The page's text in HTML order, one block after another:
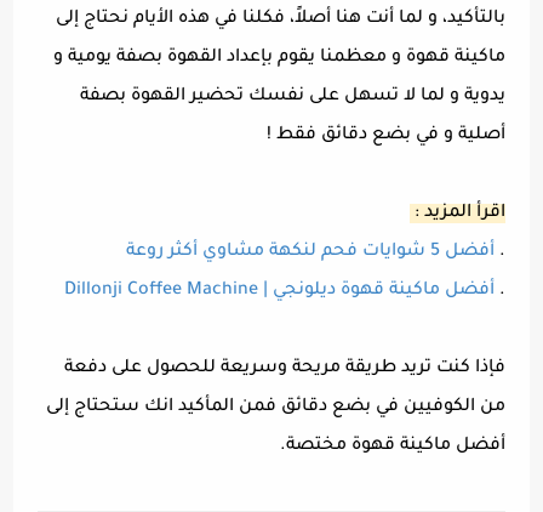
بالتأكيد، و لما أنت هنا أصلاً، فكلنا في هذه الأيام نحتاج إلى
ماكينة قهوة و معظمنا يقوم بإعداد القهوة بصفة يومية و
يدوية و لما لا تسهل على نفسك تحضير القهوة بصفة
أصلية و في بضع دقائق فقط !
اقرأ المزيد :
. أفضل 5 شوايات فحم لنكهة مشاوي أكثر روعة
. أفضل ماكينة قهوة ديلونجي | Dillonji Coffee Machine
فإذا كنت تريد طريقة مريحة وسريعة للحصول على دفعة
من الكوفيين في بضع دقائق فمن المأكيد انك ستحتاج إلى
أفضل ماكينة قهوة مختصة.